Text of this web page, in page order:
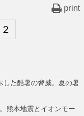
print
,
固
ー
ジ
2
した酷暑の脅威。夏の暑
熊本地震とイオンモー